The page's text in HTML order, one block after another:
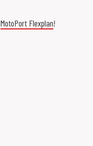
MotoPort Flexplan!